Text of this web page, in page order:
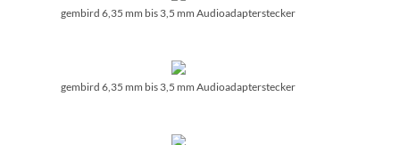
gembird 6,35 mm bis 3,5 mm Audioadapterstecker
gembird 6,35 mm bis 3,5 mm Audioadapterstecker